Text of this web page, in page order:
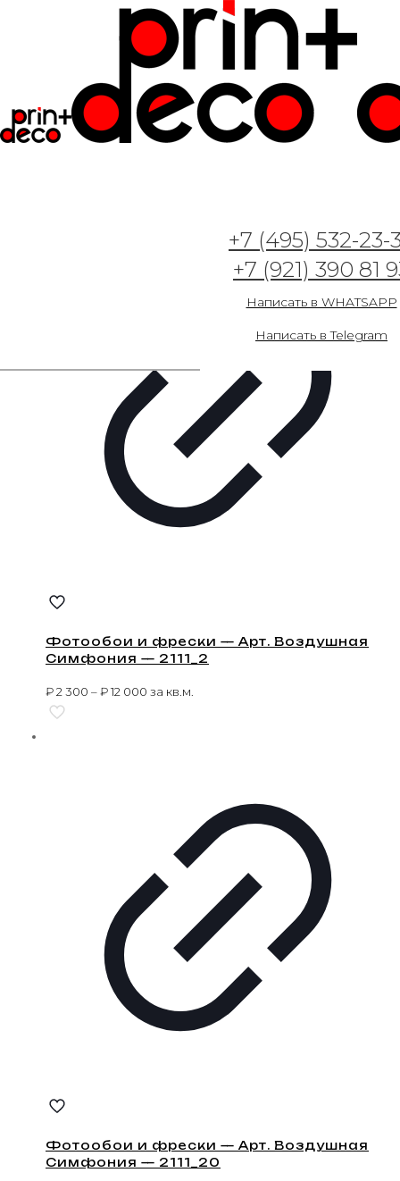
+7 (495) 532-23-
+7 (921) 390 81
Написать в WHATSAPP
Написать в Telegram
Фотообои и фрески — Арт. Воздушная
Симфония — 2111_2
₽2 300 –₽12 000 за кв.м.
Фотообои и фрески — Арт. Воздушная
Симфония — 2111_20